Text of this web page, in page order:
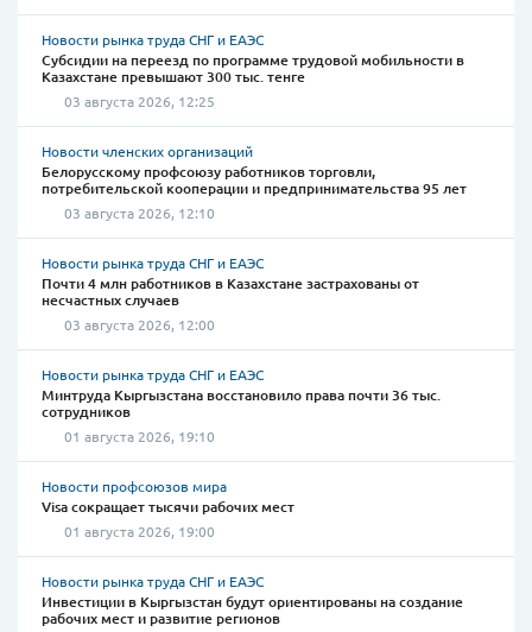
Новости рынка труда СНГ и ЕАЭС
Субсидии на переезд по программе трудовой мобильности в
Казахстане превышают 300 тыс. тенге
03 августа 2026, 12:25
Новости членских организаций
Белорусскому профсоюзу работников торговли,
потребительской кооперации и предпринимательства 95 лет
03 августа 2026, 12:10
Новости рынка труда СНГ и ЕАЭС
Почти 4 млн работников в Казахстане застрахованы от
несчастных случаев
03 августа 2026, 12:00
Новости рынка труда СНГ и ЕАЭС
Минтруда Кыргызстана восстановило права почти 36 тыс.
сотрудников
01 августа 2026, 19:10
Новости профсоюзов мира
Visa сокращает тысячи рабочих мест
01 августа 2026, 19:00
Новости рынка труда СНГ и ЕАЭС
Инвестиции в Кыргызстан будут ориентированы на создание
рабочих мест и развитие регионов